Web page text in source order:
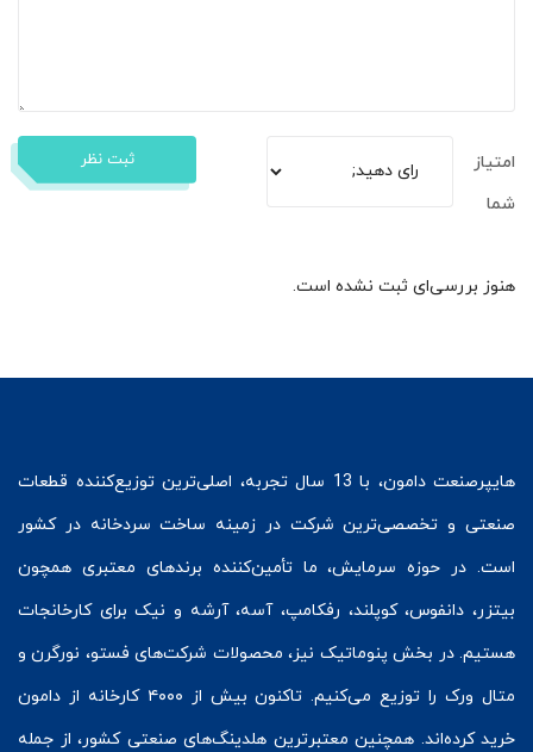
امتیاز
شما
ثبت نظر
هنوز بررسی‌ای ثبت نشده است.
هایپرصنعت
دامون، با 13 سال تجربه، اصلی‌ترین توزیع‌کننده قطعات
صنعتی و تخصصی‌ترین شرکت در زمینه ساخت سردخانه در کشور
است. در حوزه سرمایش، ما تأمین‌کننده برندهای معتبری همچون
بیتزر، دانفوس،کوپلند، رفکامپ، آسه، آرشه و نیک برای کارخانجات
هستیم. در بخش پنوماتیک نیز، محصولات شرکت‌های فستو، نورگرن و
متال ورک
را توزیع می‌کنیم. تاکنون بیش از ۴۰۰۰ کارخانه از دامون
خرید کرده‌اند. همچنین معتبرترین هلدینگ‌های صنعتی کشور، از جمله